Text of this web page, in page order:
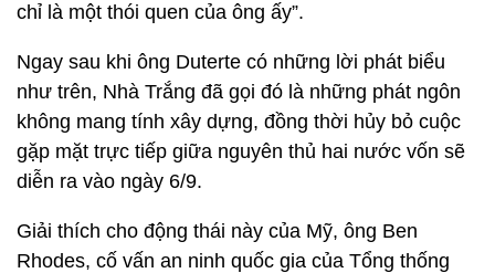
chỉ là một thói quen của ông ấy”.
Ngay sau khi ông Duterte có những lời phát biểu
như trên, Nhà Trắng đã gọi đó là những phát ngôn
không mang tính xây dựng, đồng thời hủy bỏ cuộc
gặp mặt trực tiếp giữa nguyên thủ hai nước vốn sẽ
diễn ra vào ngày 6/9.
Giải thích cho động thái này của Mỹ, ông Ben
Rhodes, cố vấn an ninh quốc gia của Tổng thống